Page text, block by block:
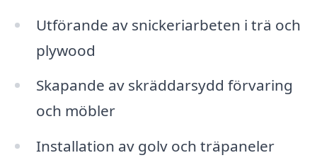
Utförande av snickeriarbeten i trä och
plywood
Skapande av skräddarsydd förvaring
och möbler
Installation av golv och träpaneler